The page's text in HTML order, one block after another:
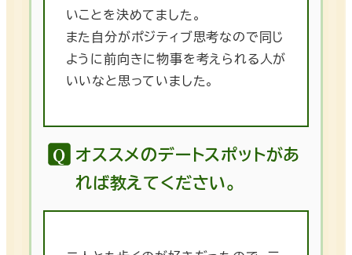
いことを決めてました。
また自分がポジティブ思考なので同じ
ように前向きに物事を考えられる人が
いいなと思っていました。
オススメのデートスポットがあ
れば教えてください。